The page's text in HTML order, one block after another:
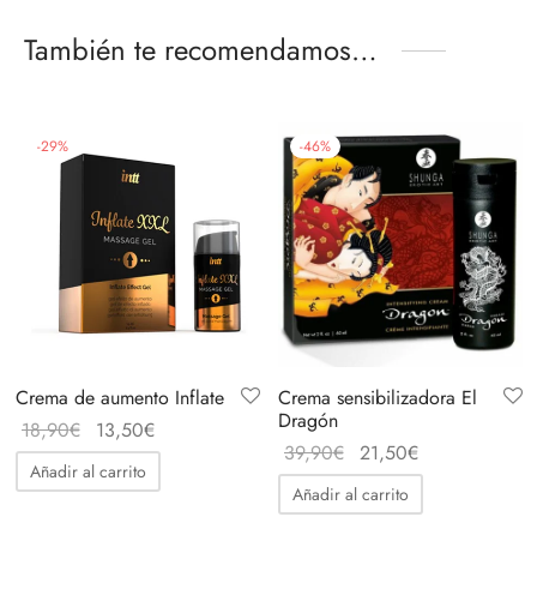
Acepto política de privacidad
También te recomendamos…
-29%
Crema de aumento Inflate
18,90€
El
precio
original
13,50€
precio
actual
Añadir al carrito
-46%
Crema sensibilizadora El
Dragón
39,90€ El
precio
original
21,50€
precio
actual
Añadir al carrito